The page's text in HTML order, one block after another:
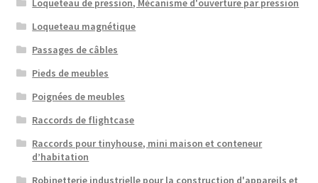
Loqueteau de pression, Mécanisme d'ouverture par pression
Loqueteau magnétique
Passages de câbles
Pieds de meubles
Poignées de meubles
Raccords de flightcase
Raccords pour tinyhouse, mini maison et conteneur
d’habitation
Robinetterie industrielle pour la construction d'appareils et